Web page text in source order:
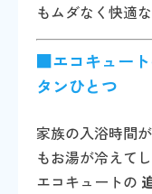
もムダなく快適
■エコキュー
タンひとつ
家族の入浴時間
もお湯が冷えて
エコキュートの